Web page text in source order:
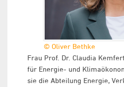
© Oliver Bethke
Frau Prof. Dr. Claudia
für Energie- und
sie die Abteilung Energie,